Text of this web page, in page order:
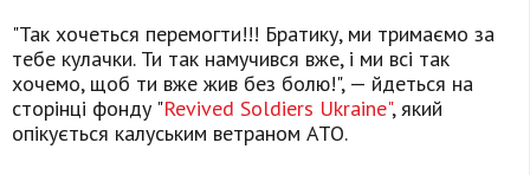
"Так хочеться перемогти!!! Братику, ми тримаємо за
тебе кулачки. Ти так намучився вже, і ми всі так
хочемо, щоб ти вже жив без болю!", — йдеться на
сторінці фонду "Revived Soldiers Ukraine", який
опікується калуським ветраном АТО.